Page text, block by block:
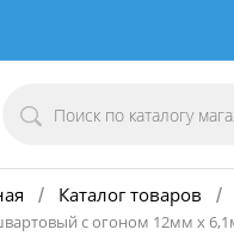
/ Каталог товаров /
с огоном 12мм х